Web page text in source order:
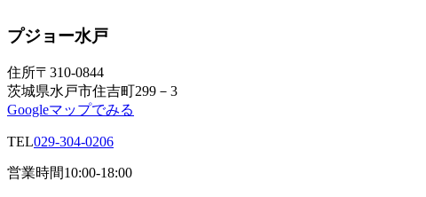
プジョー水戸
住所〒310-0844
茨城県水戸市住吉町299－3
Googleマップでみる
TEL029-304-0206
営業時間10:00-18:00